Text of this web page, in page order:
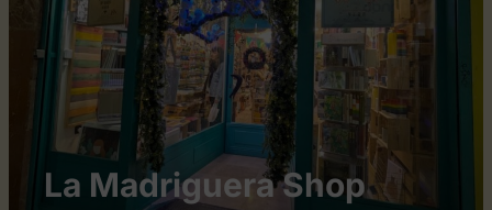
La Madriguera Shop